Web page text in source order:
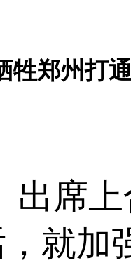
牲郑州打
席上
就加